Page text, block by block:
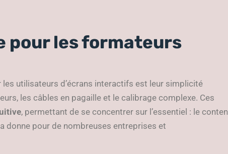
pour les formateurs
utilisateurs d’écrans interactifs est leur simplicité
les câbles en pagaille et le calibrage complexe. Ces
, permettant de se concentrer sur l’essentiel : le
donne pour de nombreuses entreprises et